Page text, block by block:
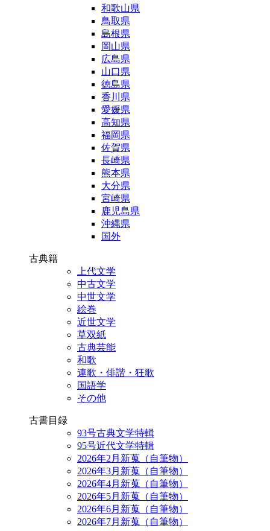
和歌山県
鳥取県
島根県
岡山県
広島県
山口県
徳島県
香川県
愛媛県
高知県
福岡県
佐賀県
長崎県
熊本県
大分県
宮崎県
鹿児島県
沖縄県
国外
古典籍
上代文学
中古文学
中世文学
絵巻
近世文学
草双紙
古典芸能
和歌
連歌・俳諧・狂歌
国語学
その他
古書目録
93号古典文学特輯
95号近代文学特輯
2026年2月新蒐（自筆物）
2026年3月新蒐（自筆物）
2026年4月新蒐（自筆物）
2026年5月新蒐（自筆物）
2026年6月新蒐（自筆物）
2026年7月新蒐（自筆物）